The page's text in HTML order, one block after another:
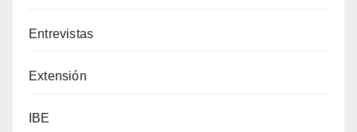
Entrevistas
Extensión
IBE